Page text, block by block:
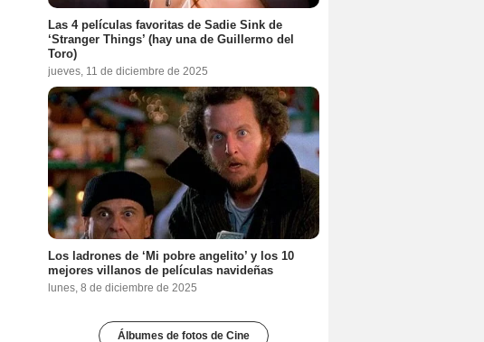
Las 4 películas favoritas de Sadie Sink de
‘Stranger Things’ (hay una de Guillermo del
Toro)
jueves, 11 de diciembre de 2025
Los ladrones de ‘Mi pobre angelito’ y los 10
mejores villanos de películas navideñas
lunes, 8 de diciembre de 2025
Álbumes de fotos de Cine